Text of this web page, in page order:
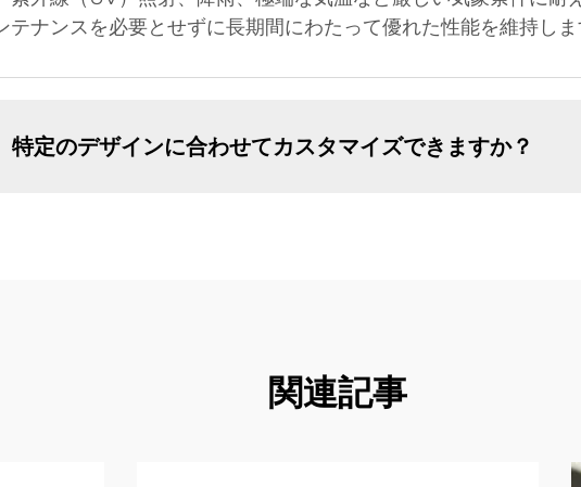
テナンスを必要とせずに長期間にわたって優れた性能を維持し
特定のデザインに合わせてカスタマイズできますか？
関連記事